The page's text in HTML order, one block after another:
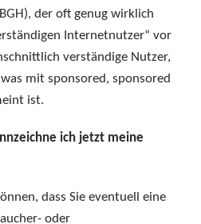
der oft genug wirklich
Internetnutzer“ vor
verständige Nutzer,
mit sponsored, sponsored
ist.
ich jetzt meine
dass Sie eventuell eine
oder